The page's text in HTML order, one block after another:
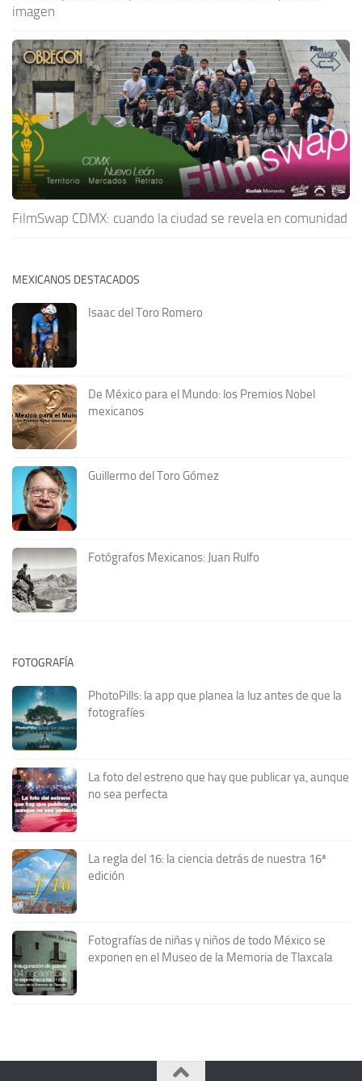
imagen
FilmSwap CDMX: cuando la ciudad se revela en comunidad
MEXICANOS DESTACADOS
Isaac del Toro Romero
De México para el Mundo: los Premios Nobel
mexicanos
Guillermo del Toro Gómez
Fotógrafos Mexicanos: Juan Rulfo
FOTOGRAFÍA
PhotoPills: la app que planea la luz antes de que la
fotografíes
La foto del estreno que hay que publicar ya, aunque
no sea perfecta
La regla del 16: la ciencia detrás de nuestra 16ª
edición
Fotografías de niñas y niños de todo México se
exponen en el Museo de la Memoria de Tlaxcala